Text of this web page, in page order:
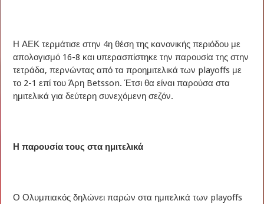
Η ΑΕΚ τερμάτισε στην 4η θέση της κανονικής περιόδου με
απολογισμό 16-8 και υπερασπίστηκε την παρουσία της στην
τετράδα, περνώντας από τα προημιτελικά των playoffs με
το 2-1 επί του Άρη Betsson. Έτσι θα είναι παρούσα στα
ημιτελικά για δεύτερη συνεχόμενη σεζόν.
Η παρουσία τους στα ημιτελικά
Ο Ολυμπιακός δηλώνει παρών στα ημιτελικά των playoffs